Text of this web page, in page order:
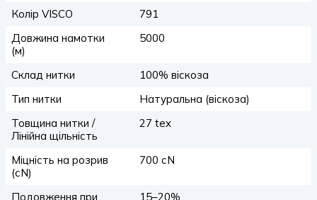
Колір VISCO
791
Довжина намотки
(м)
5000
Склад нитки
100% віскоза
Тип нитки
Натуральна (віскоза)
Товщина нитки /
Лінійна щільність
27 tex
Міцність на розрив
(сN)
700 сN
Подовження при 15–20%